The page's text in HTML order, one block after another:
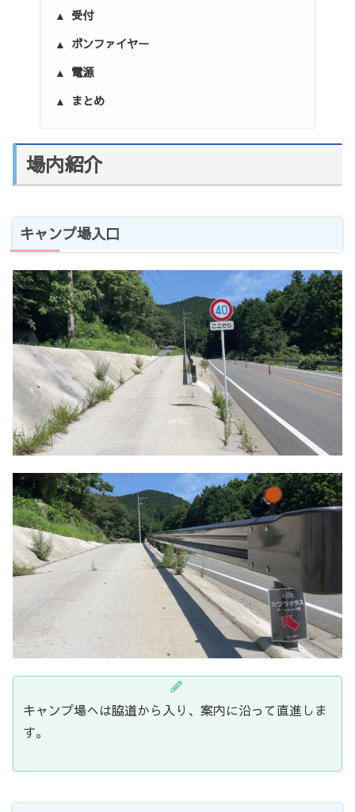
受付
ボンファイヤー
電源
まとめ
場内紹介
キャンプ場入口
キャンプ場へは脇道から入り、案内に沿って直進しま
す。